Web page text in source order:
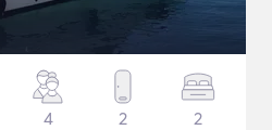
4 2 2